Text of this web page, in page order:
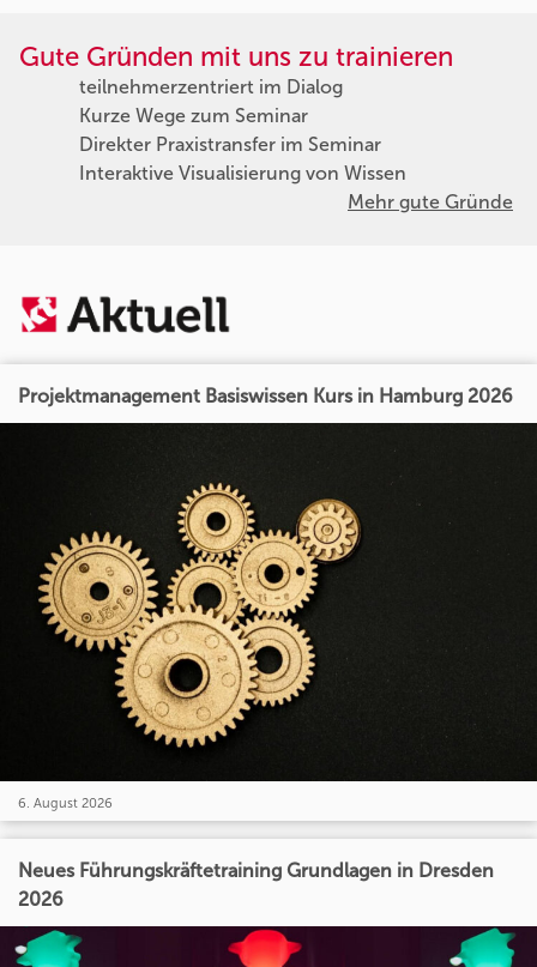
Gute Gründen mit uns zu trainieren
teilnehmerzentriert im Dialog
Kurze Wege zum Seminar
Direkter Praxistransfer im Seminar
Interaktive Visualisierung von Wissen
Mehr gute Gründe
Projektmanagement Basiswissen Kurs in Hamburg 2026
6. August 2026
Neues Führungskräftetraining Grundlagen in Dresden
2026